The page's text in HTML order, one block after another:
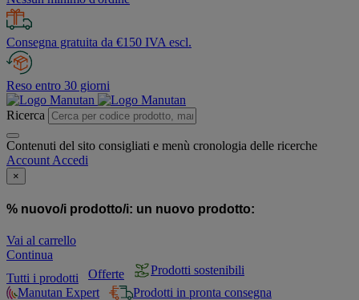
Consegna gratuita da €150 IVA escl.
Reso entro 30 giorni
Ricerca
Contenuti del sito consigliati e menù cronologia delle ricerche
Account Accedi
×
% nuovo/i prodotto/i: un nuovo prodotto:
Vai al carrello
Continua
Tutti i prodotti
Offerte
Prodotti sostenibili
Manutan Expert
Prodotti in pronta consegna